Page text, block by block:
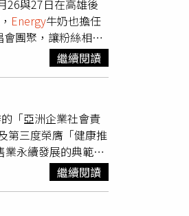
、小蒼蘭與木質調
圖／品牌提供）除
打造，全系列更採
直都會在；你們也
／相信音樂提供）
，還要一直
場的任務了，很感
也藉機看看大家，24
另一層意義：「我
，這陣子辛苦了，
錢〉獻給一路陪伴
身邊的那位，這首
，深情對已故父親
聲，感動全場。蕭
機會唱歌了？是不
了能再歌唱而接演
26與27日在高雄後
Energy牛奶也擔任
團聚，讓粉絲相當
會在7月12日合體，
他仍會準備好4隻麥
其實情感充沛的他
的名字完成夢想，
演出，常常要當場
他坦言這是自己既
玩音樂，他會成為
的台北場演出倒數不
會在旁邊掛辣椒、
繼續閱讀
「亞洲企業社會責
第三度榮膺「健康推
永續發展的典範。
共同參與。我們希
社會價值。」遠東
共同實現循環經
繼續閱讀